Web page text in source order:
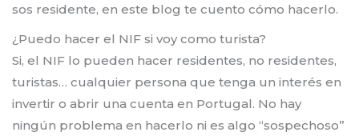
sos residente, en este blog te cuento cómo hacerlo.
¿Puedo hacer el NIF si voy como turista?
Si, el NIF lo pueden hacer residentes, no residentes,
turistas… cualquier persona que tenga un interés en
invertir o abrir una cuenta en Portugal. No hay
ningún problema en hacerlo ni es algo “sospechoso”